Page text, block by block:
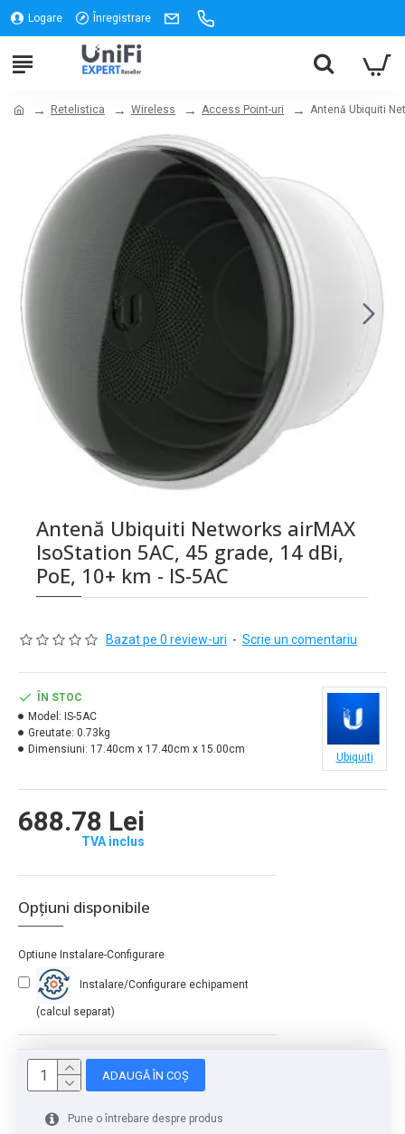
Logare Înregistrare
Retelistica Wireless Access Point-uri Antenă Ubiquiti
Antenă Ubiquiti Networks airMAX
IsoStation 5AC, 45 grade, 14 dBi,
PoE, 10+ km - IS-5AC
Bazat pe 0 review-uri - Scrie un comentariu
688.78 Lei
TVA inclus
ÎN STOC
Model: IS-5AC
Greutate: 0.73kg
Dimensiuni: 17.40cm x 17.40cm x 15.00cm
Ubiquiti
Opțiuni disponibile
Optiune Instalare-Configurare
Instalare/Configurare echipament
(calcul separat)
ADAUGĂ ÎN COȘ
Pune o întrebare despre produs